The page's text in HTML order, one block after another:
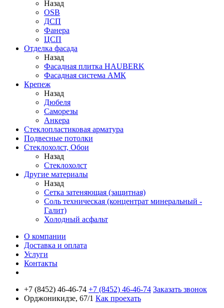
Назад
OSB
ДСП
Фанера
ЦСП
Отделка фасада
Назад
Фасадная плитка HAUBERK
Фасадная система АМК
Крепеж
Назад
Дюбеля
Саморезы
Анкера
Стеклопластиковая арматура
Подвесные потолки
Стеклохолст, Обои
Назад
Стеклохолст
Другие материалы
Назад
Сетка затеняющая (защитная)
Соль техническая (концентрат минеральный -
Галит)
Холодный асфальт
О компании
Доставка и оплата
Услуги
Контакты
+7 (8452) 46-46-74 +7 (8452) 46-46-74 Заказать звонок
Орджоникидзе, 67/1 Как проехать